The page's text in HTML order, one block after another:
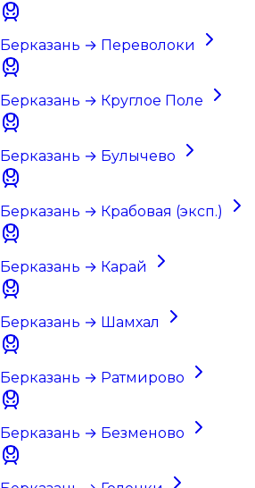
Берказань → Переволоки
Берказань → Круглое Поле
Берказань → Булычево
Берказань → Крабовая (эксп.)
Берказань → Карай
Берказань → Шамхал
Берказань → Ратмирово
Берказань → Безменово